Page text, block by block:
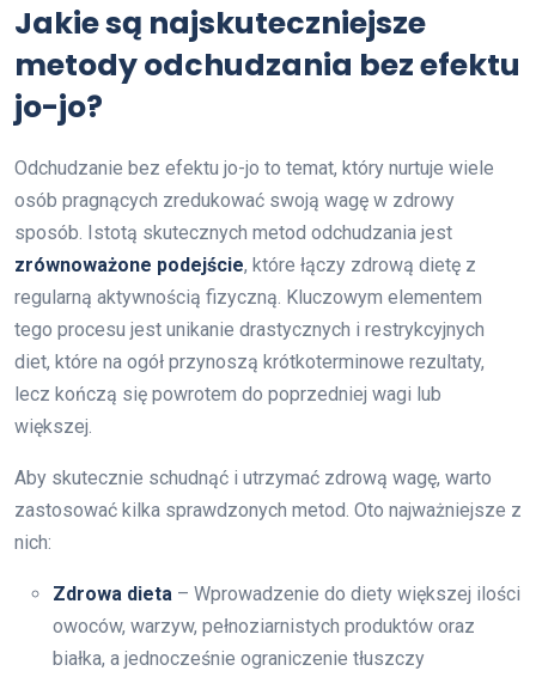
Jakie są najskuteczniejsze
metody odchudzania bez efektu
jo-jo?
Odchudzanie bez efektu jo-jo to temat, który nurtuje wiele
osób pragnących zredukować swoją wagę w zdrowy
sposób. Istotą skutecznych metod odchudzania jest
zrównoważone podejście, które łączy zdrową dietę z
regularną aktywnością fizyczną. Kluczowym elementem
tego procesu jest unikanie drastycznych i restrykcyjnych
diet, które na ogół przynoszą krótkoterminowe rezultaty,
lecz kończą się powrotem do poprzedniej wagi lub
większej.
Aby skutecznie schudnąć i utrzymać zdrową wagę, warto
zastosować kilka sprawdzonych metod. Oto najważniejsze z
nich:
Zdrowa dieta – Wprowadzenie do diety większej ilości
owoców, warzyw, pełnoziarnistych produktów oraz
białka, a jednocześnie ograniczenie tłuszczy